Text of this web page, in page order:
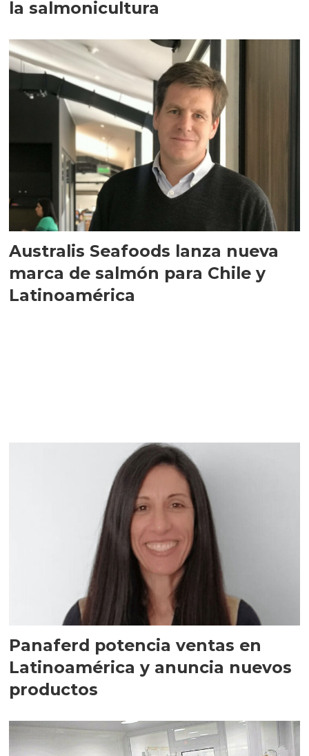
la salmonicultura
Australis Seafoods lanza nueva
marca de salmón para Chile y
Latinoamérica
Panaferd potencia ventas en
Latinoamérica y anuncia nuevos
productos